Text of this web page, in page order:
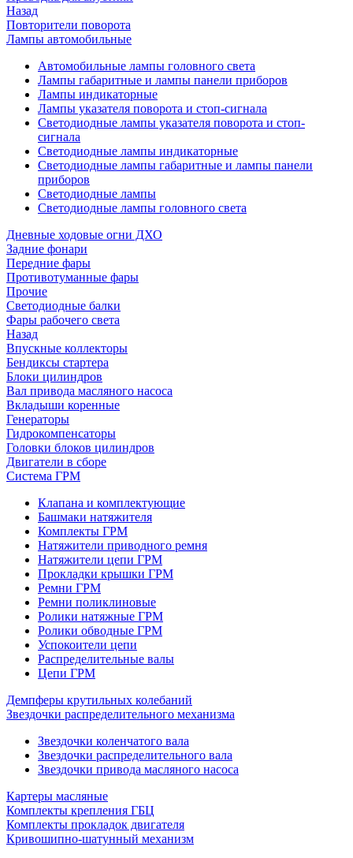
Назад
Повторители поворота
Лампы автомобильные
Автомобильные лампы головного света
Лампы габаритные и лампы панели приборов
Лампы индикаторные
Лампы указателя поворота и стоп-сигнала
Светодиодные лампы указателя поворота и стоп-
сигнала
Светодиодные лампы индикаторные
Светодиодные лампы габаритные и лампы панели
приборов
Светодиодные лампы
Светодиодные лампы головного света
Дневные ходовые огни ДХО
Задние фонари
Передние фары
Противотуманные фары
Прочие
Светодиодные балки
Фары рабочего света
Назад
Впускные коллекторы
Бендиксы стартера
Блоки цилиндров
Вал привода масляного насоса
Вкладыши коренные
Генераторы
Гидрокомпенсаторы
Головки блоков цилиндров
Двигатели в сборе
Система ГРМ
Клапана и комплектующие
Башмаки натяжителя
Комплекты ГРМ
Натяжители приводного ремня
Натяжители цепи ГРМ
Прокладки крышки ГРМ
Ремни ГРМ
Ремни поликлиновые
Ролики натяжные ГРМ
Ролики обводные ГРМ
Успокоители цепи
Распределительные валы
Цепи ГРМ
Демпферы крутильных колебаний
Звездочки распределительного механизма
Звездочки коленчатого вала
Звездочки распределительного вала
Звездочки привода масляного насоса
Картеры масляные
Комплекты крепления ГБЦ
Комплекты прокладок двигателя
Кривошипно-шатунный механизм